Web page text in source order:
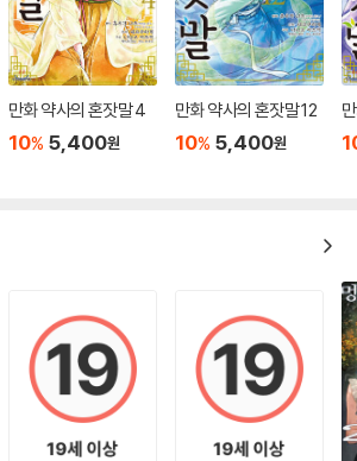
만화 약사의 혼잣말 4
10% 5,400원
만화 약사의 혼잣말 12
10% 5,400원